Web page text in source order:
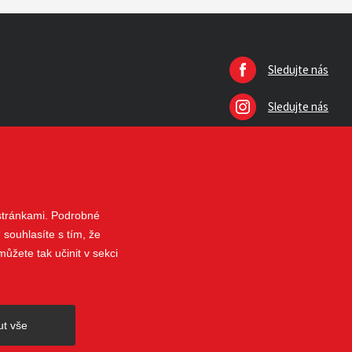
Sledujte nás
Sledujte nás
Podrobné
souhlasíte s tím, že
tak učinit v sekci
vše